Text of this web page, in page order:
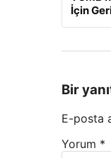
İçin
Bir
E-posta
Yorum *